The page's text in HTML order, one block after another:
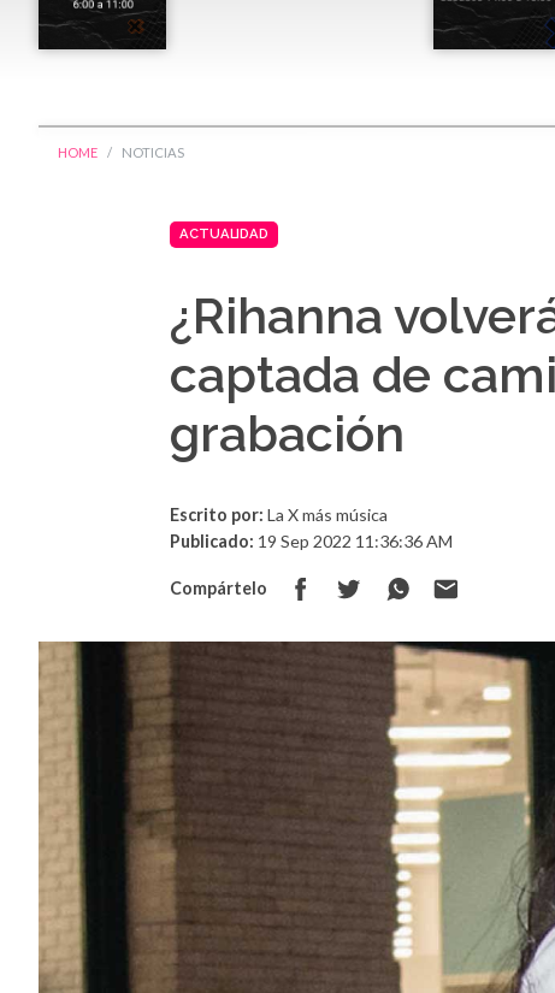
HOME NOTICIAS
ACTUALIDAD
¿Rihanna
captada de
grabación
Escrito por: La X más música
Publicado: 19 Sep 2022 11:36:36 AM
Compártelo